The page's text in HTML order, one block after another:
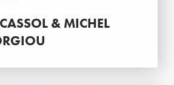
& MICHEL